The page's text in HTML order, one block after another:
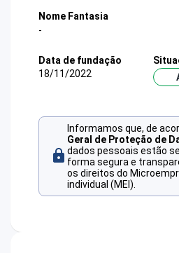
Nome Fantasia
-
Data de fundação
18/11/2022
Informamos que, de
Geral de Proteção de
dados pessoais estão
forma segura e
os direitos do
individual (MEI).